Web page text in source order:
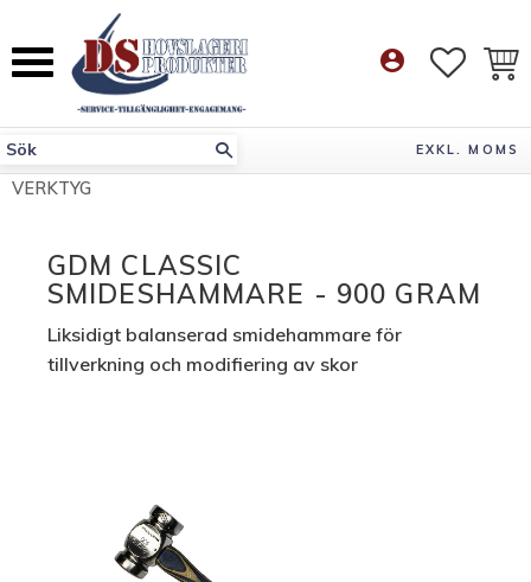
Meny account_circle
EXKL. MOMS
VERKTYG
GDM CLASSIC
SMIDESHAMMARE - 900 GRAM
Liksidigt balanserad smidehammare för
tillverkning och modifiering av skor